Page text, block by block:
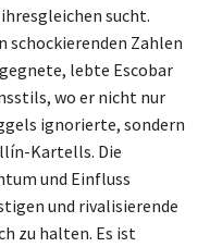
sucht.
schockierenden Zahlen
lebte Escobar
wo er nicht nur
ignorierte, sondern
Kartells. Die
und Einfluss
und rivalisierende
zu halten. Es ist